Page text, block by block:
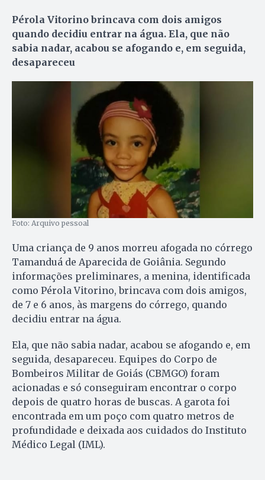
Pérola Vitorino brincava com dois amigos
quando decidiu entrar na água. Ela, que não
sabia nadar, acabou se afogando e, em seguida,
desapareceu
Foto: Arquivo pessoal
Uma criança de 9 anos morreu afogada no córrego
Tamanduá de Aparecida de Goiânia. Segundo
informações preliminares, a menina, identificada
como Pérola Vitorino, brincava com dois amigos,
de 7 e 6 anos, às margens do córrego, quando
decidiu entrar na água.
Ela, que não sabia nadar, acabou se afogando e, em
seguida, desapareceu. Equipes do Corpo de
Bombeiros Militar de Goiás (CBMGO) foram
acionadas e só conseguiram encontrar o corpo
depois de quatro horas de buscas. A garota foi
encontrada em um poço com quatro metros de
profundidade e deixada aos cuidados do Instituto
Médico Legal (IML).